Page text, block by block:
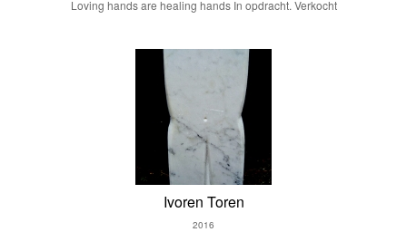
Loving hands are healing hands In opdracht. Verkocht
Ivoren Toren
2016